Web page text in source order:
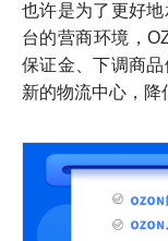
也许是为了更好
台的营商环境，
保证金、下调商
新的物流中心，降